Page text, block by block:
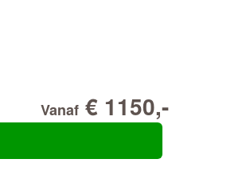
Vanaf € 1150,-